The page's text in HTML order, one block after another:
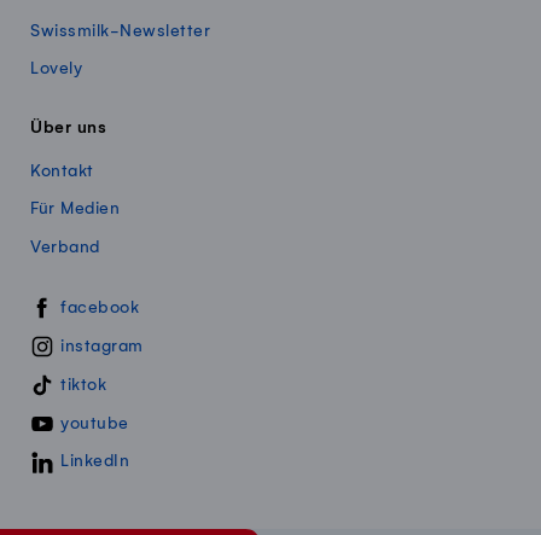
Swissmilk-Newsletter
Lovely
Über uns
Kontakt
Für Medien
Verband
Swissmillk auf Social Media
facebook
instagram
tiktok
youtube
LinkedIn